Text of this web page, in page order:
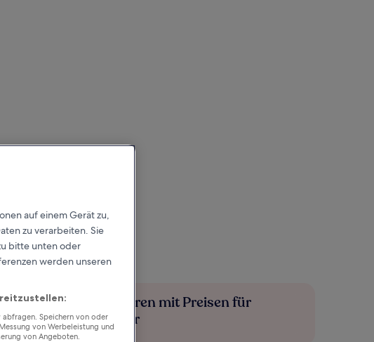
Mehr sparen mit Preisen für
Mitglieder
auf einem Gerät zu,
zu verarbeiten. Sie
bitte unten oder
werden unseren
Speichern von oder
von Werbeleistung und
von Angeboten.